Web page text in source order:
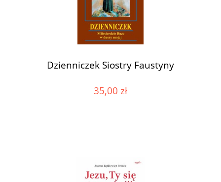
Dzienniczek Siostry Faustyny
35,00 zł